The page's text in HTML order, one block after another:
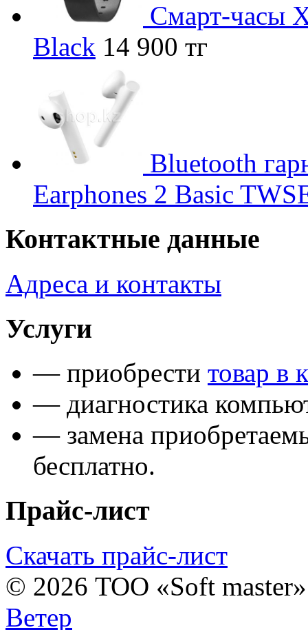
Смарт-часы
Black 14 900 тг
Bluetooth
Earphones 2 Basic
Контактные данные
Адреса и контакты
Услуги
— приобрести товар в
— диагностика
— замена
бесплатно.
Прайс-лист
Скачать прайс-лист
© 2026 ТОО «Soft
Ветер